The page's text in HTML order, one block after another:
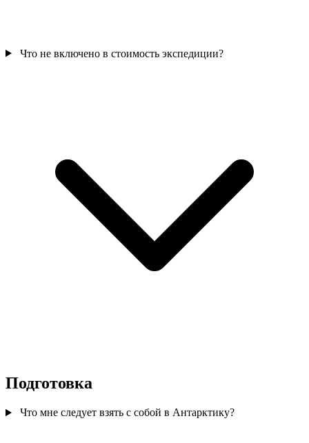
Что не включено в стоимость экспедиции?
Подготовка
Что мне следует взять с собой в Антарктику?